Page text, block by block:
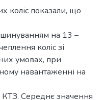
коліс показали, що
на 13 –
коліс зі
умовах, при
навантаженні на
Середнє значення